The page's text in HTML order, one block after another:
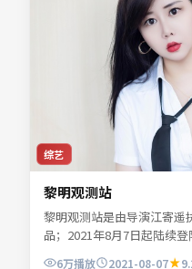
综艺
黎明观测站
黎明观测站是由导演江寄遥
品；2021年8月7日起陆续
言、陆星辞、楚望舒等共
6万播放 2021-08-07